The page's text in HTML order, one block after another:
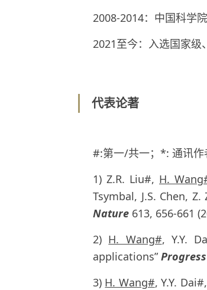
2008-2014：中国科学
2021至今：入选国家级
代表论著
#:第一/共一；*: 通讯作
1) Z.R. Liu#, H.
Tsymbal, J.S. Chen,
Nature 613, 656-661
2) H. Wang#, Y.Y.
applications”
3) H. Wang#, Y.Y.